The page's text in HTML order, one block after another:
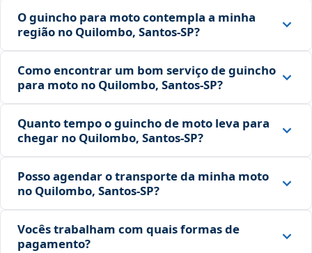
O guincho para moto contempla a minha
região no Quilombo, Santos‑SP?
Como encontrar um bom serviço de guincho
para moto no Quilombo, Santos‑SP?
Quanto tempo o guincho de moto leva para
chegar no Quilombo, Santos‑SP?
Posso agendar o transporte da minha moto
no Quilombo, Santos‑SP?
Vocês trabalham com quais formas de
pagamento?